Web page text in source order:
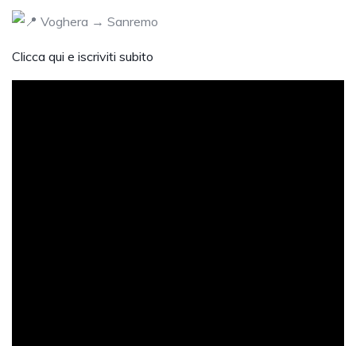
Voghera → Sanremo
Clicca qui e iscriviti subito